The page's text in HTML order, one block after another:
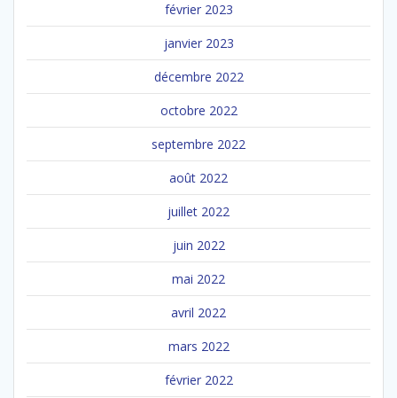
février 2023
janvier 2023
décembre 2022
octobre 2022
septembre 2022
août 2022
juillet 2022
juin 2022
mai 2022
avril 2022
mars 2022
février 2022